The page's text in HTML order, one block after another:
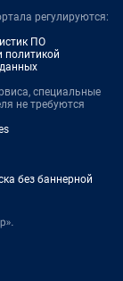
регулируются:
ПО
политикой
специальные
не требуются
без баннерной